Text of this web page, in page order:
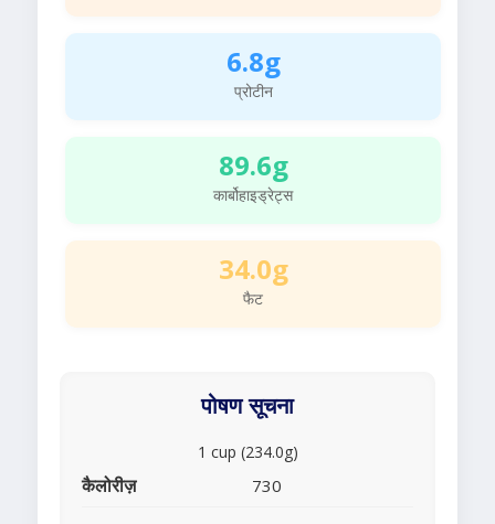
6.8g
प्रोटीन
89.6g
कार्बोहाइड्रेट्स
34.0g
फैट
पोषण सूचना
1 cup (234.0g)
कैलोरीज़ 730